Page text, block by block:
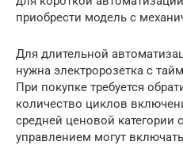
приобрести модель с
Для длительной
нужна электророзетка с
При покупке требуется
количество циклов
средней ценовой категории
управлением могут